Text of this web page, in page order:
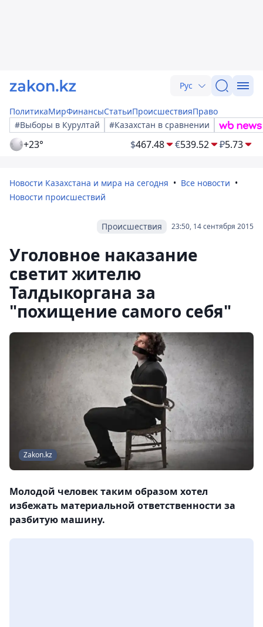
Рус
ПолитикаМирФинансыСтатьиПроисшествияПраво
#Выборы в Курултай
#Казахстан в сравнении
+23° $467.48 €539.52 ₽5.73
Новости Казахстана и мира на сегодня
Все новости
Новости происшествий
23:50, 14 сентября 2015
Происшествия
Уголовное наказание
светит жителю
Талдыкоргана за
"похищение самого себя"
Zakon.kz
Молодой человек таким образом хотел
избежать материальной ответственности за
разбитую машину.